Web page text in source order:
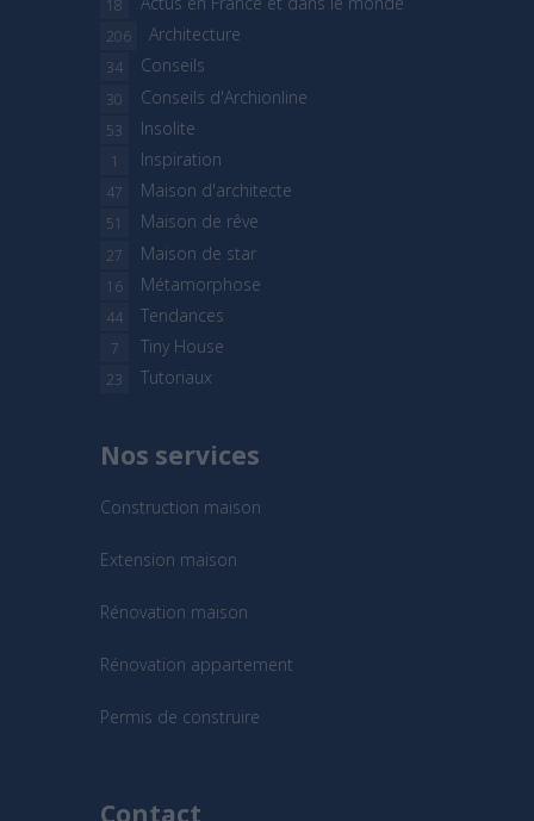
18
Architecture
206
Conseils
34
Conseils d'Archionline
30
Insolite
53
Inspiration
1
Maison d'architecte
47
Maison de rêve
51
Maison de star
27
Métamorphose
16
Tendances
44
Tiny House
7
Tutoriaux
23
Nos services
Construction maison
Extension maison
Rénovation maison
Rénovation appartement
Permis de construire
Contact